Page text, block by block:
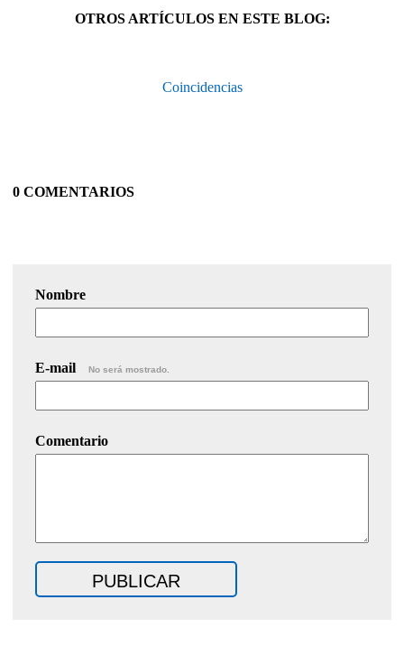
OTROS ARTÍCULOS EN ESTE BLOG:
Coincidencias
0 COMENTARIOS
Nombre
E-mail No será mostrado.
Comentario